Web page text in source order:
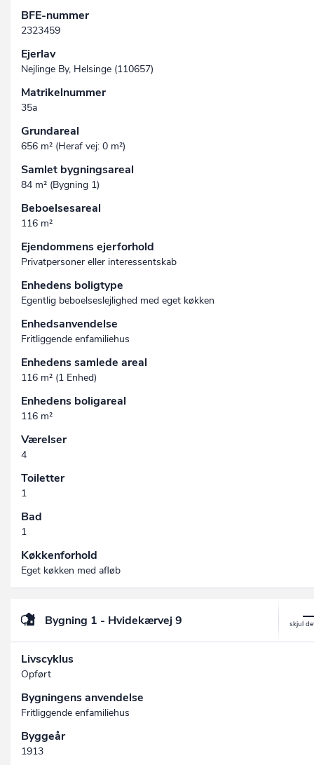
BFE-nummer
2323459
Ejerlav
Nejlinge By, Helsinge (110657)
Matrikelnummer
35a
Grundareal
656 m² (Heraf vej: 0 m²)
Samlet bygningsareal
84 m² (Bygning 1)
Beboelsesareal
116 m²
Ejendommens ejerforhold
Privatpersoner eller interessentskab
Enhedens boligtype
Egentlig beboelseslejlighed med eget køkken
Enhedsanvendelse
Fritliggende enfamiliehus
Enhedens samlede areal
116 m² (1 Enhed)
Enhedens boligareal
116 m²
Værelser
4
Toiletter
1
Bad
1
Køkkenforhold
Eget køkken med afløb
Bygning 1 - Hvidekærvej 9
Livscyklus
Opført
Bygningens anvendelse
Fritliggende enfamiliehus
Byggeår
1913